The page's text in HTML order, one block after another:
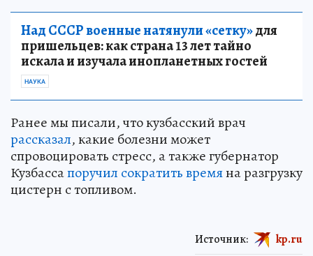
Над СССР военные натянули «сетку»для
пришельцев: как страна 13 лет тайно
искала и изучала инопланетных гостей
НАУКА
Ранее мы писали, что кузбасский врач
рассказал, какие болезни может
спровоцировать стресс, а также губернатор
Кузбассапоручил сократить времяна разгрузку
цистерн с топливом.
Источник: kp.ru